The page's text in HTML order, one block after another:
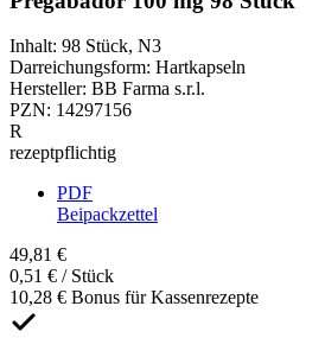
Inhalt: 98 Stück, N3
Darreichungsform: Hartkapseln
Hersteller: BB Farma s.r.l.
PZN: 14297156
R
rezeptpflichtig
PDF
Beipackzettel
49,81 €
0,51 € / Stück
10,28 € Bonus für Kassenrezepte